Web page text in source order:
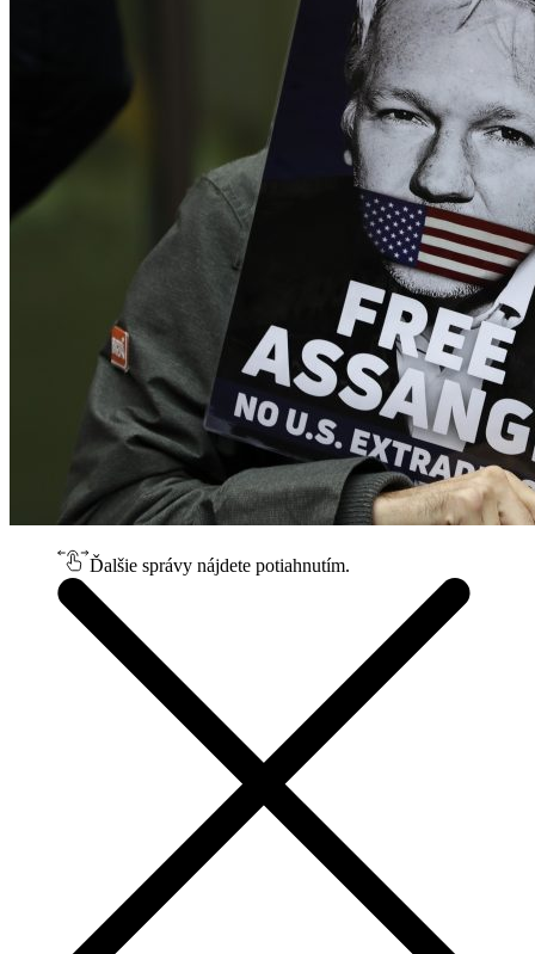
Ďalšie správy nájdete potiahnutím.